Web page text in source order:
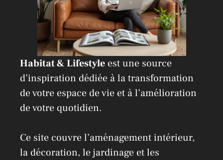
Habitat & Lifestyle est une source
d’inspiration dédiée à la transformation
de votre espace de vie et à l’amélioration
de votre quotidien.
Ce site couvre l’aménagement intérieur,
la décoration, le jardinage et les